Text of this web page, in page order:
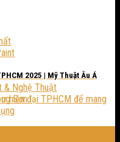
& Nghệ Thuật
Sơn
2025 | Mỹ Thuật Âu Á
hiện đại TPHCM để mang